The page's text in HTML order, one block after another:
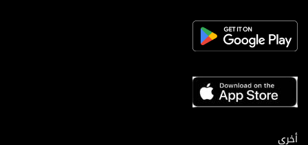
أخرى